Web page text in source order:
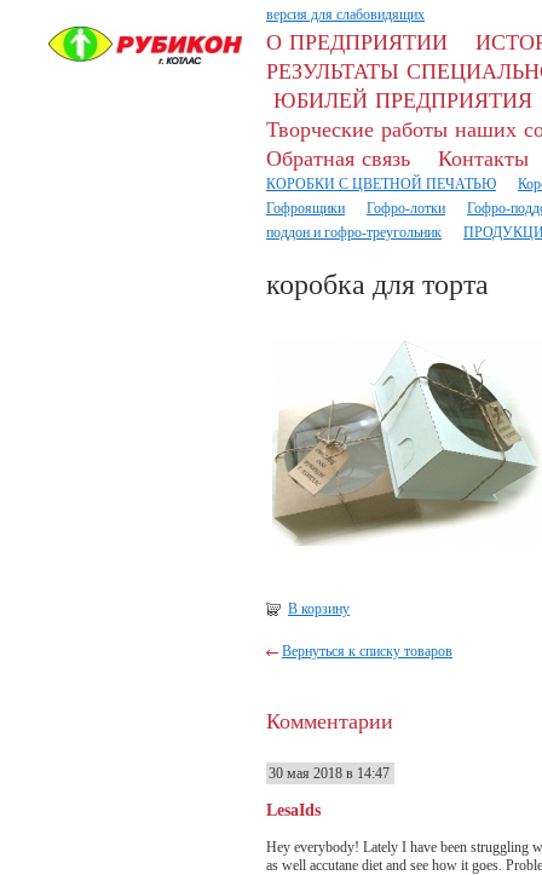
версия для слабовидящих
О ПРЕДПРИЯТИИ
РЕЗУЛЬТАТЫ
ЮБИЛЕЙ ПРЕДПРИЯТИЯ
Творческие работы наших
Обратная связь
Контакты
КОРОБКИ С ЦВЕТНОЙ ПЕЧАТЬЮ
Гофроящики
Гофро-лотки
Гофро-
поддон и гофро-треугольник
коробка для торта
В корзину
Вернуться к списку товаров
Комментарии
30 мая 2018 в 14:47
LesaIds
Hey everybody! Lately I have been struggling
as well accutane diet and see how it goes.